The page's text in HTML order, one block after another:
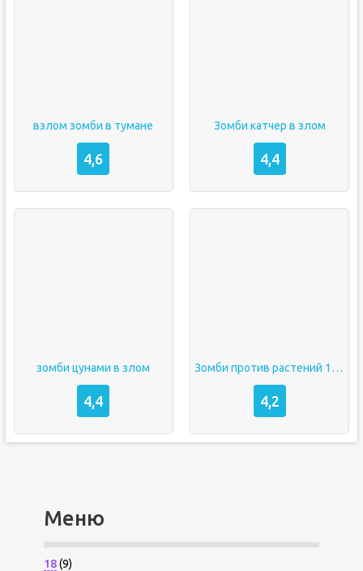
взлом зомби в тумане
4,6
Зомби катчер в злом
4,4
зомби цунами в злом
4,4
Зомби против растений 1 в злом
4,2
Меню
18(9)